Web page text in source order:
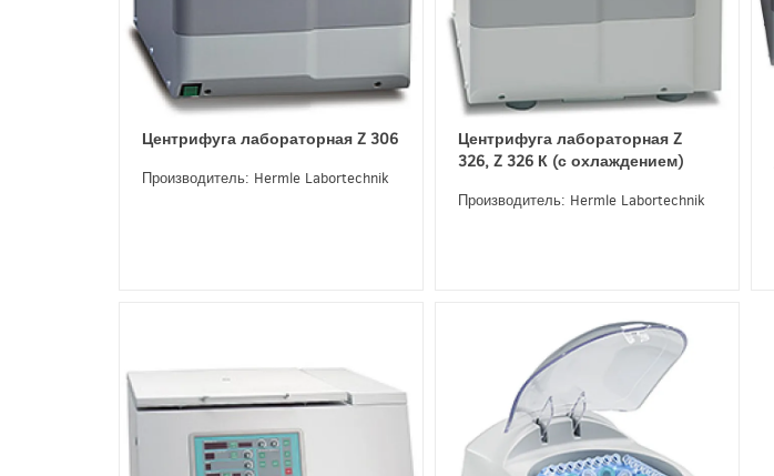
Центрифуга лабораторная Z 306
Производитель: Hermle Labortechnik
Центрифуга лабораторная Z
326, Z 326 К (с охлаждением)
Производитель: Hermle Labortechnik